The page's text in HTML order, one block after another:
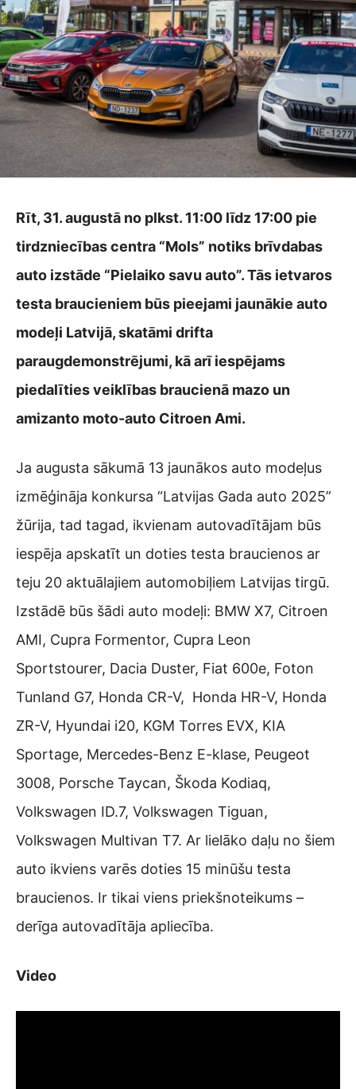
Rīt, 31. augustā no plkst. 11:00 līdz 17:00 pie
tirdzniecības centra “Mols” notiks brīvdabas
auto izstāde “Pielaiko savu auto”. Tās ietvaros
testa braucieniem būs pieejami jaunākie auto
modeļi Latvijā, skatāmi drifta
paraugdemonstrējumi, kā arī iespējams
piedalīties veiklības braucienā mazo un
amizanto moto-auto Citroen Ami.
Ja augusta sākumā 13 jaunākos auto modeļus
izmēģināja konkursa “Latvijas Gada auto 2025”
žūrija, tad tagad, ikvienam autovadītājam būs
iespēja apskatīt un doties testa braucienos ar
teju 20 aktuālajiem automobiļiem Latvijas tirgū.
Izstādē būs šādi auto modeļi: BMW X7, Citroen
AMI, Cupra Formentor, Cupra Leon
Sportstourer, Dacia Duster, Fiat 600e, Foton
Tunland G7, Honda CR-V, Honda HR-V, Honda
ZR-V, Hyundai i20, KGM Torres EVX, KIA
Sportage, Mercedes-Benz E-klase, Peugeot
3008, Porsche Taycan, Škoda Kodiaq,
Volkswagen ID.7, Volkswagen Tiguan,
Volkswagen Multivan T7. Ar lielāko daļu no šiem
auto ikviens varēs doties 15 minūšu testa
braucienos. Ir tikai viens priekšnoteikums –
derīga autovadītāja apliecība.
Video